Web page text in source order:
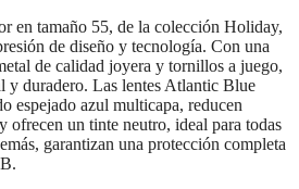
en tamaño 55, de la colección Holiday,
de diseño y tecnología. Con una
de calidad joyera y tornillos a juego,
y duradero. Las lentes Atlantic Blue
espejado azul multicapa, reducen
ofrecen un tinte neutro, ideal para todas
garantizan una protección completa